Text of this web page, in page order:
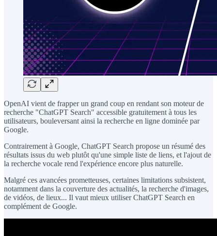
OpenAI vient de frapper un grand coup en rendant son moteur de
recherche "ChatGPT Search" accessible gratuitement à tous les
utilisateurs, bouleversant ainsi la recherche en ligne dominée par
Google.
Contrairement à Google, ChatGPT Search propose un résumé des
résultats issus du web plutôt qu'une simple liste de liens, et l'ajout de
la recherche vocale rend l'expérience encore plus naturelle.
Malgré ces avancées prometteuses, certaines limitations subsistent,
notamment dans la couverture des actualités, la recherche d'images,
de vidéos, de lieux... Il vaut mieux utiliser ChatGPT Search en
complément de Google.